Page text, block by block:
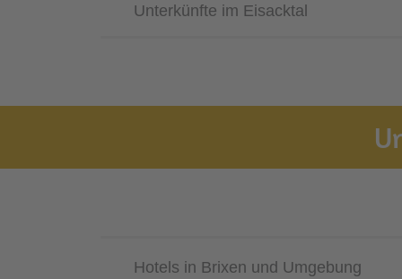
Unterkünfte im Eisacktal
Hotels in Brixen und Umgebung